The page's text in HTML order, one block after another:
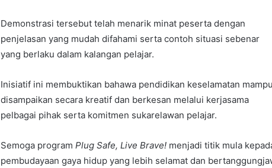
Demonstrasi tersebut telah menarik minat peserta dengan
penjelasan yang mudah difahami serta contoh situasi sebenar
yang berlaku dalam kalangan pelajar.
Inisiatif ini membuktikan bahawa pendidikan keselamatan mampu
disampaikan secara kreatif dan berkesan melalui kerjasama
pelbagai pihak serta komitmen sukarelawan pelajar.
Semoga program Plug Safe, Live Brave! menjadi titik mula
pembudayaan gaya hidup yang lebih selamat dan